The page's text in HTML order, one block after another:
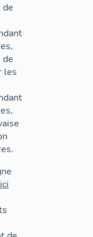
de
de
les
ici